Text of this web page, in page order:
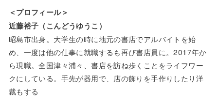
＜プロフィール＞
近藤裕子（こんどうゆうこ）
昭島市出身。大学生の時に地元の書店でアルバイトを始
め、一度は他の仕事に就職するも再び書店員に。2017年か
ら現職。全国津々浦々、書店を訪ね歩くことをライフワー
クにしている。手先が器用で、店の飾りを手作りしたり洋
裁もする